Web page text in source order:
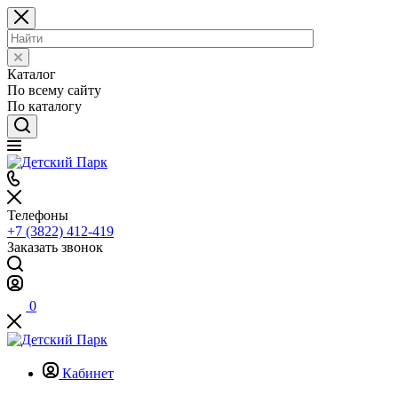
Каталог
По всему сайту
По каталогу
Телефоны
+7 (3822) 412-419
Заказать звонок
0
Кабинет